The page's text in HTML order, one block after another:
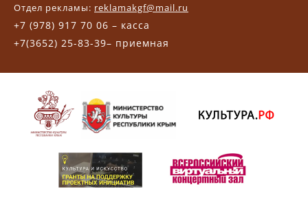
Отдел рекламы: reklamakgf@mail.ru
+7 (978) 917 70 06 – касса
+7(3652) 25-83-39– приемная